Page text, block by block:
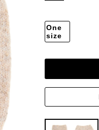
One
size